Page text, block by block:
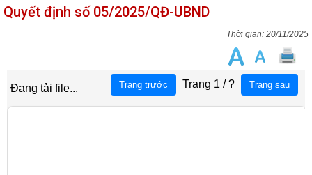
Quyết định số 05/2025/QĐ-UBND
20/11/2025